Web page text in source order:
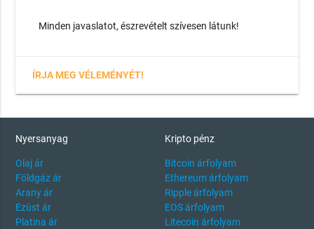
Minden javaslatot, észrevételt szívesen látunk!
ÍRJA MEG VÉLEMÉNYÉT!
Nyersanyag
Olaj ár
Földgáz ár
Arany ár
Ezüst ár
Platina ár
Kripto pénz
Bitcoin árfolyam
Ethereum árfolyam
Ripple árfolyam
EOS árfolyam
Litecoin árfolyam